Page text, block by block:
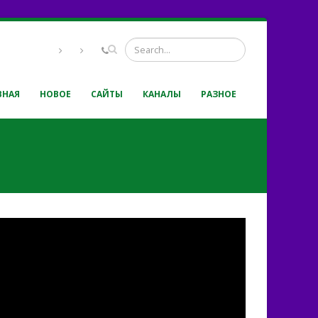
НОВОЕ САЙТЫ КАНАЛЫ РАЗНОЕ